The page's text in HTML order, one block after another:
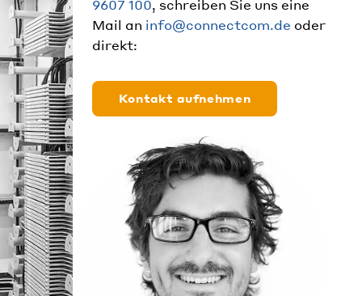
9607 100, schreiben Sie uns eine
Mail an info@connectcom.de oder
direkt:
Kontakt aufnehmen